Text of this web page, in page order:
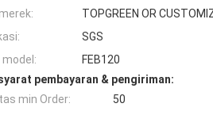
TOPGREEN OR
SGS
model:
FEB120
pembayaran & pengiriman:
min Order:
50